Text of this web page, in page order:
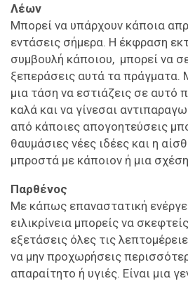
Λέων
Μπορεί να υπάρχουν κάποια
εντάσεις σήμερα. Η έκφραση
συμβουλή κάποιου, μπορεί να
ξεπεράσεις αυτά τα πράγματα.
μια τάση να εστιάζεις σε αυτό
καλά και να γίνεσαι
από κάποιες απογοητεύσεις
θαυμάσιες νέες ιδέες και η
μπροστά με κάποιον ή μια
Παρθένος
Με κάπως επαναστατική
ειλικρίνεια μπορείς να
εξετάσεις όλες τις
να μην προχωρήσεις
απαραίτητο ή υγιές. Είναι μια